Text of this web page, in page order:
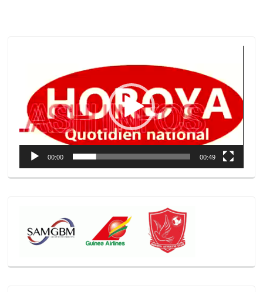
00:00 00:49